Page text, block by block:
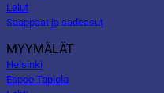
Lelut
Saappaat ja sadeasut
MYYMÄLÄT
Helsinki
Espoo Tapiola